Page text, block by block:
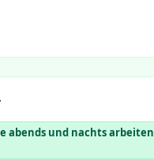
abends und nachts arbeiten